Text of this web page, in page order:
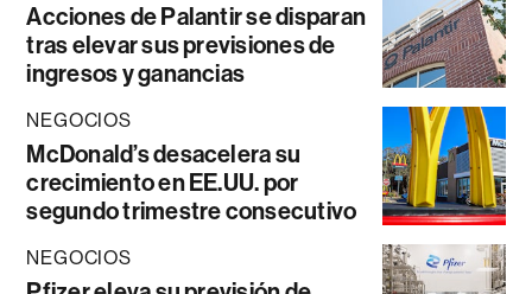
Acciones de Palantir se disparan
tras elevar sus previsiones de
ingresos y ganancias
NEGOCIOS
McDonald’s desacelera su
crecimiento en EE.UU. por
segundo trimestre consecutivo
NEGOCIOS